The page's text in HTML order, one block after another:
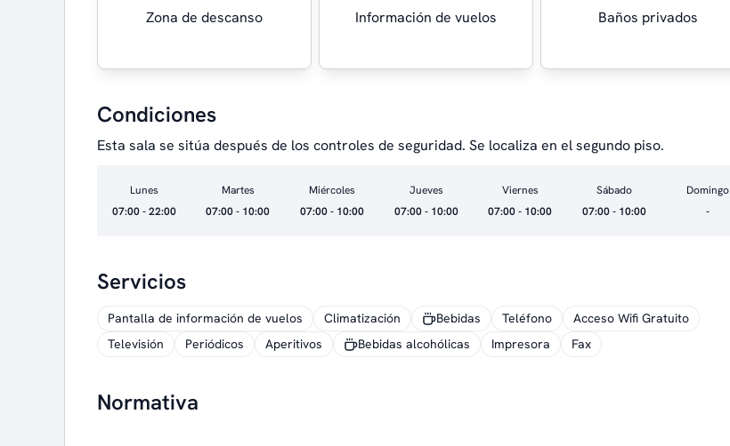
Zona de descanso Información de vuelos Baños privados
Condiciones
Esta sala se sitúa después de los controles de seguridad. Se localiza en el segundo piso.
Lunes
07:00 - 22:00
Martes
07:00 - 10:00
Miércoles
07:00 - 10:00
Jueves
07:00 - 10:00
Viernes
07:00 - 10:00
Sábado
07:00 - 10:00
Domingo
-
Servicios
Pantalla de información de vuelos Climatización Bebidas Teléfono
Acceso Wifi Gratuito
Televisión
Periódicos Aperitivos Bebidas alcohólicas Impresora Fax
Normativa